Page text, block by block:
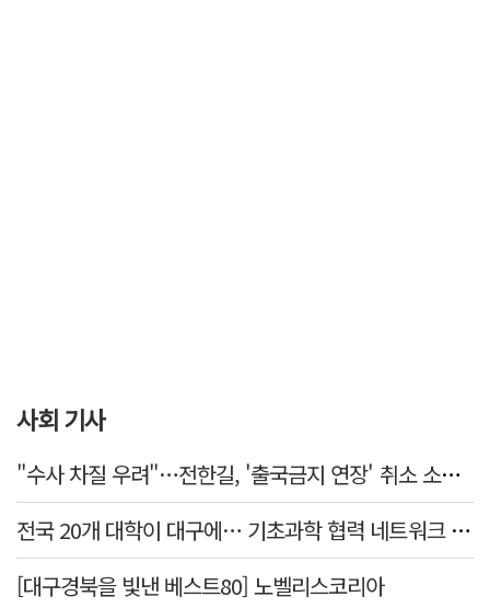
사회 기사
"수사 차질 우려"…전한길, '출국금지 연장' 취소 소송 패소
전국 20개 대학이 대구에… 기초과학 협력 네트워크 출범하다
[대구경북을 빛낸 베스트80] 노벨리스코리아